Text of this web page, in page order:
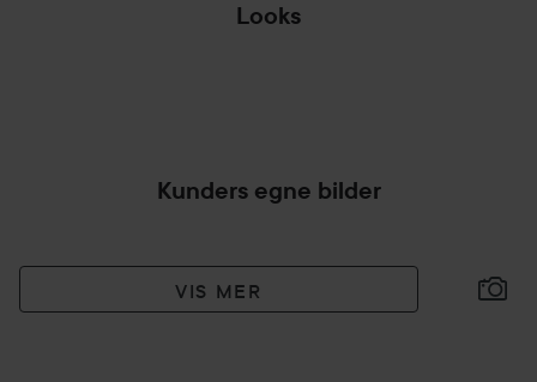
Looks
Kunders egne bilder
VIS MER